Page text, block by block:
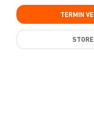
TERMIN